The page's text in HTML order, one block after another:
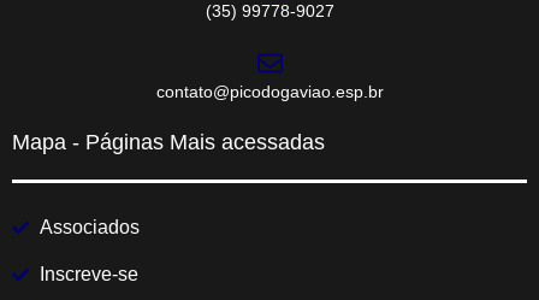
(35) 99778-9027
contato@picodogaviao.esp.br
Mapa - Páginas Mais acessadas
Associados
Inscreve-se